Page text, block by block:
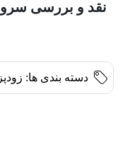
دسته بندی ها: زودپز